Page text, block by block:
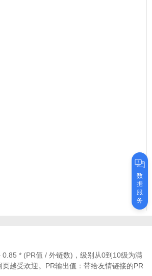
* (PR值 / 外链数)，级别从0到10级为满
越受欢迎。PR输出值：带给友情链接的PR
数
据
服
务